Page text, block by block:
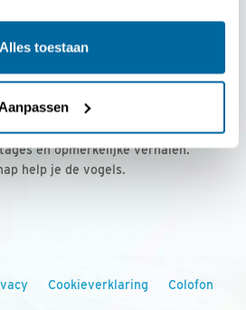
Alles toestaan
Aanpassenvoor € 36,00 per jaar
voor onze leden, met
en opmerkelijke verhalen.
help je de vogels.
Cookieverklaring Colofon